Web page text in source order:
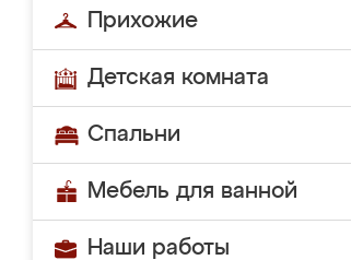
Прихожие
Детская комната
Спальни
Мебель для ванной
Наши работы